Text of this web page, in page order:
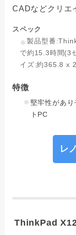
CADなどクリエ
スペック
製品型番
で約15.3時間(3
イズ:約365.8 x
特徴
堅牢性があ
トPC
レ
ThinkPad